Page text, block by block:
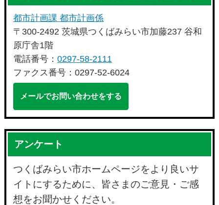
都市計画課 都市計画係
〒300-2492 茨城県つくばみらい市加藤237 谷和
原庁舎1階
電話番号：0297-58-2111
ファクス番号：0297-52-6024
メールでお問い合わせをする
アンケート
つくばみらい市ホームページをより良いサ
イトにするために、皆さまのご意見・ご感
想をお聞かせください。